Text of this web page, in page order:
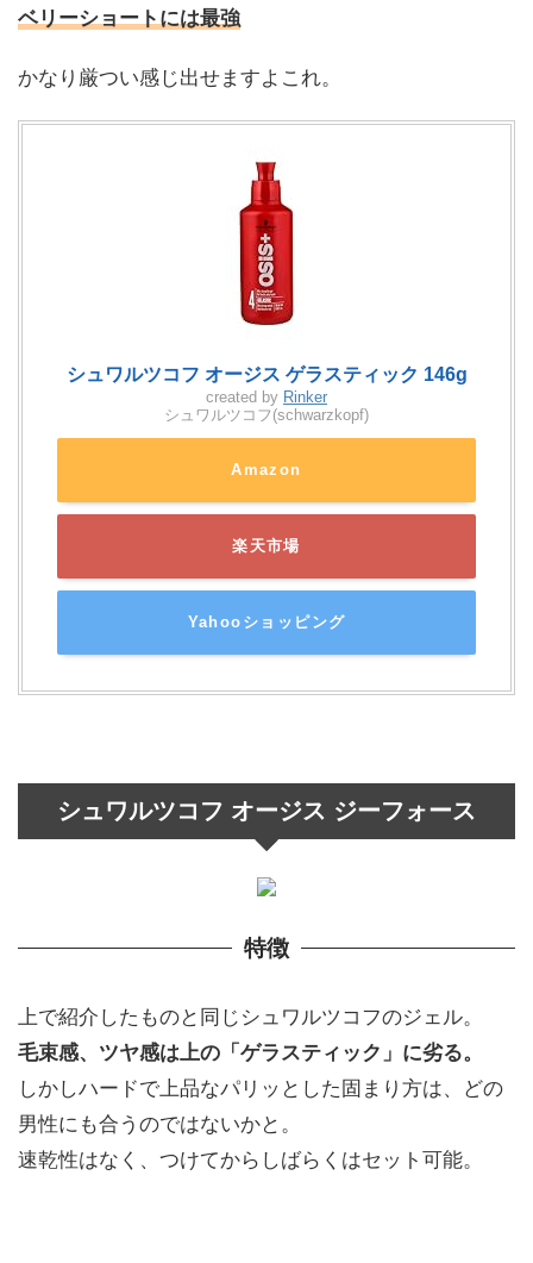
ベリーショートには最強
かなり厳つい感じ出せますよこれ。
シュワルツコフ オージス ゲラスティック 146g
created by Rinker
シュワルツコフ(schwarzkopf)
Amazon
楽天市場
Yahooショッピング
シュワルツコフ オージス ジーフォース
特徴
上で紹介したものと同じシュワルツコフのジェル。
毛束感、ツヤ感は上の「ゲラスティック」に劣る。
しかしハードで上品なパリッとした固まり方は、どの
男性にも合うのではないかと。
速乾性はなく、つけてからしばらくはセット可能。